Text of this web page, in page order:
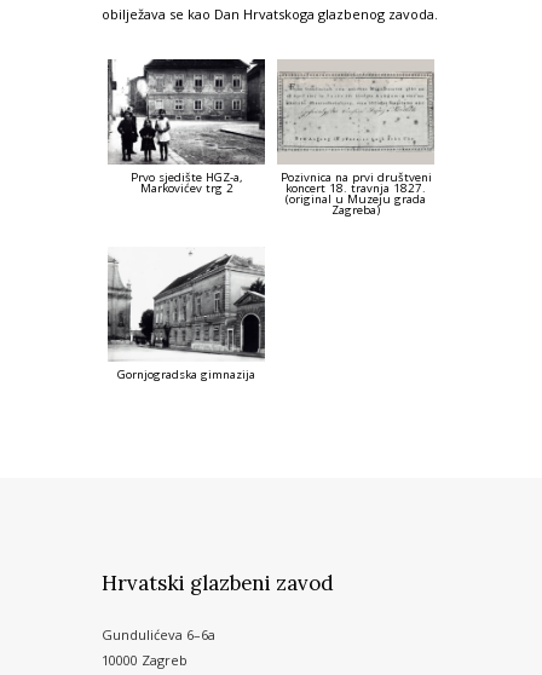
obilježava se kao Dan Hrvatskoga glazbenog zavoda.
Prvo sjedište HGZ-a,
Markovićev trg 2
Pozivnica na prvi društveni
koncert 18. travnja 1827.
(original u Muzeju grada
Zagreba)
Gornjogradska gimnazija
Hrvatski glazbeni zavod
Gundulićeva 6–6a
10000 Zagreb